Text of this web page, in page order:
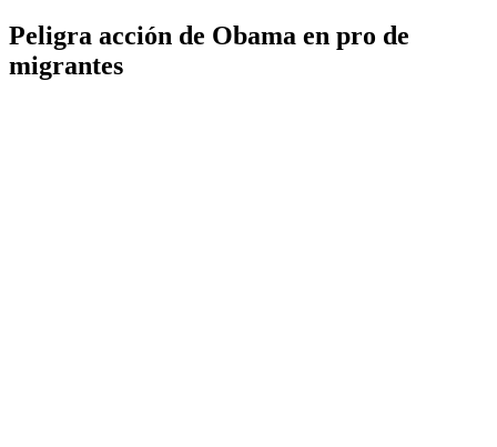
Peligra acción de Obama en pro de
migrantes